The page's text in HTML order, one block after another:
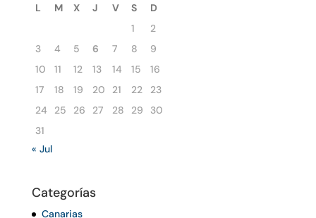
L M X J V S
D
1
2
3
4 5 6 7 8
9
10
11 12 13 14 15
16
17
18 19 20 21 22
23
24
25 26 27 28 29
30
31
« Jul
Categorías
Canarias